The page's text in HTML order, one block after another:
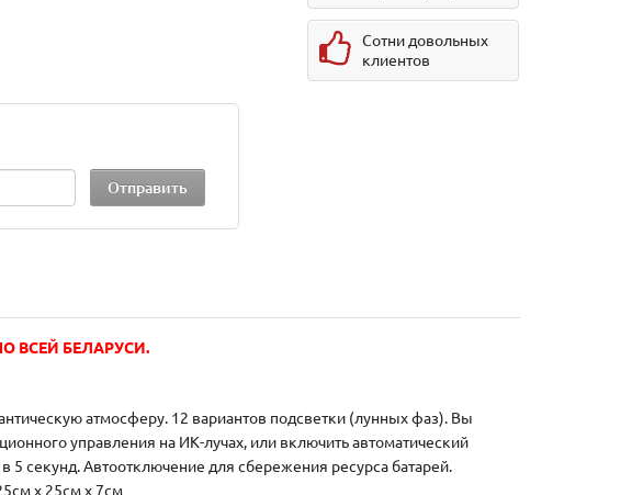
Сотни довольных
клиентов
ВСЕЙ БЕЛАРУСИ.
атмосферу. 12 вариантов подсветки (лунных фаз). Вы
управления на ИК-лучах, или включить автоматический
секунд. Автоотключение для сбережения ресурса батарей.
х 25см х 7см